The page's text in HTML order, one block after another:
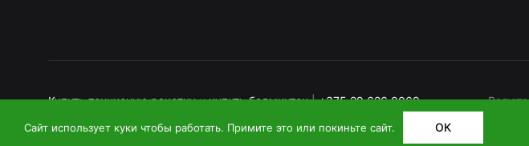
Купить теннисную ракеткуикупить бадминтон|+375 29 626 0069 Валюта
Сайт использует куки чтобы работать. Примите это или покиньте сайт. ОК